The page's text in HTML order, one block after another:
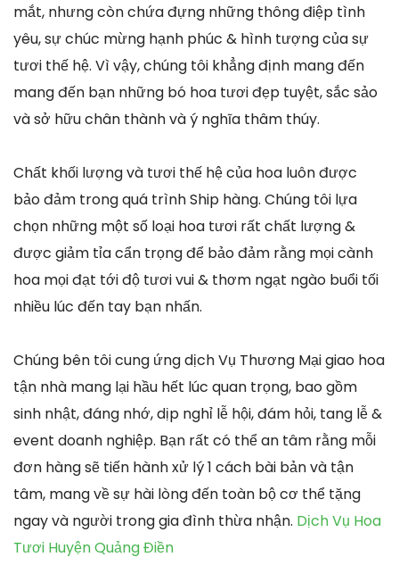
mắt, nhưng còn chứa đựng những thông điệp tình
yêu, sự chúc mừng hạnh phúc & hình tượng của sự
tươi thế hệ. Vì vậy, chúng tôi khẳng định mang đến
mang đến bạn những bó hoa tươi đẹp tuyệt, sắc sảo
và sở hữu chân thành và ý nghĩa thâm thúy.
Chất khối lượng và tươi thế hệ của hoa luôn được
bảo đảm trong quá trình Ship hàng. Chúng tôi lựa
chọn những một số loại hoa tươi rất chất lượng &
được giảm tỉa cẩn trọng để bảo đảm rằng mọi cành
hoa mọi đạt tới độ tươi vui & thơm ngạt ngào buổi tối
nhiều lúc đến tay bạn nhấn.
Chúng bên tôi cung ứng dịch Vụ Thương Mại giao hoa
tận nhà mang lại hầu hết lúc quan trọng, bao gồm
sinh nhật, đáng nhớ, dịp nghỉ lễ hội, đám hỏi, tang lễ &
event doanh nghiệp. Bạn rất có thể an tâm rằng mỗi
đơn hàng sẽ tiến hành xử lý 1 cách bài bản và tận
tâm, mang về sự hài lòng đến toàn bộ cơ thể tặng
ngay và người trong gia đình thừa nhận. Dịch Vụ Hoa
Tươi Huyện Quảng Điền